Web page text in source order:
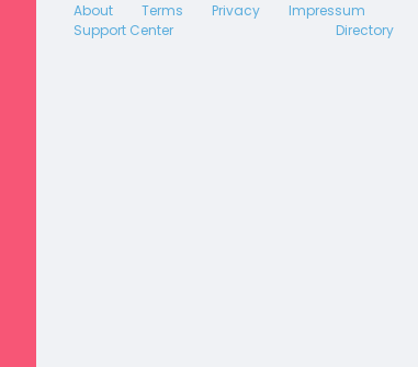
About Terms Privacy
Impressum
Support Center
Directory